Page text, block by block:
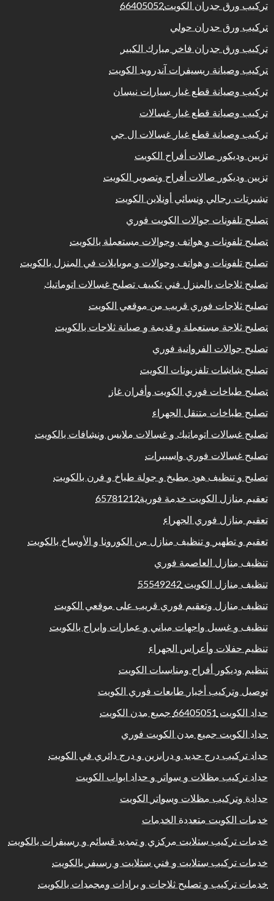
تركيب ورق جدران الكويت66405052
تركيب ورق جدران حولي
تركيب ورق جدران فاخر مبارك الكبير
تركيب وصيانة ريسيفرات آندرويد الكويت
تركيب وصيانة قطع غيار سيارات نيسان
تركيب وصيانة قطع غيار غسالات
تركيب وصيانة قطع غيار غسالات ال جي
تزيين وديكور صالات أفراح الكويت
تزيين وديكور صالات أفراح وتصوير الكويت
تشيرتات رجالي ونسائي أونلاين الكويت
تصليح تلفونات جوالات الكويت فوري
تصليح تلفونات و هواتف وجوالات مستعملة بالكويت
تصليح تلفونات و هواتف وجوالات و موبايلات في المنزل بالكويت
تصليح ثلاجات بالمنزل فني تكييف تصليح غسالات اتوماتيك
تصليح ثلاجات فوري قريب من موقعي الكويت
تصليح ثلاجة مستعملة و قديمة و صيانة ثلاجات بالكويت
تصليح جوالات الفروانية فوري
تصليح شاشات تلفزيونات الكويت
تصليح طباخات فوري الكويت وأفران غاز
تصليح طباخات متنقل الجهراء
تصليح غسالات اتوماتيك و غسالات ملابس ونشافات بالكويت
تصليح غسالات فوري واسبيرات
تصليح و تنظيف هود مطبخ و جولة طباخ و فرن بالكويت
تعقيم منازل الكويت خدمة فورية65781212
تعقيم منازل فوري الجهراء
تعقيم و تطهير و تنظيف منازل من الكورونا و الأوساخ بالكويت
تنظيف منازل العاصمة فوري
تنظيف منازل الكويت 55549242
تنظيف منازل وتعقيم فوري قريب على موقعي الكويت
تنظيف و غسيل واجهات مباني و عمارات وابراج بالكويت
تنظيم حفلات وأعراس الجهراء
تنظيم وديكور أفراح ومناسبات الكويت
توصيل وتركيب أخبار طابعات فوري الكويت
حداد الكويت 66405051 جميع مدن الكويت
حداد الكويت جميع مدن الكويت فوري
حداد تركيب درج حديد و درابزين و درج دائري في الكويت
حداد تركيب مظلات و سواتر و حداد ابواب الكويت
حدادة وتركيب مظلات وسواتر الكويت
خدمات الكويت متعددة الخدمات
خدمات تركيب ستلايت مركزي و تمديد قسائم و رسيفرات بالكويت
خدمات تركيب ستلايت و فني ستلايت و رسيفر بالكويت
خدمات تركيب و تصليح ثلاجات و برادات ومجمدات بالكويت